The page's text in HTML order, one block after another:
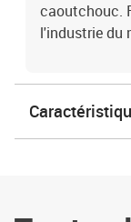
caoutchouc.
l'industrie du